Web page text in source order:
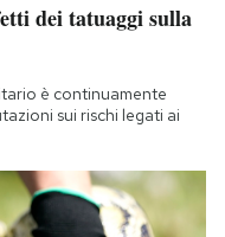
dei tatuaggi sulla
è continuamente
sui rischi legati ai